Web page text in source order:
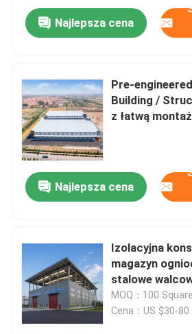
Do domu
Produkty
Najlepsza cena
Pre-
Building /
z łatwą
Najlepsza cena
Izolacyjna
magazyn
stalowe
budynek
MOQ：100
Cena：US $30-